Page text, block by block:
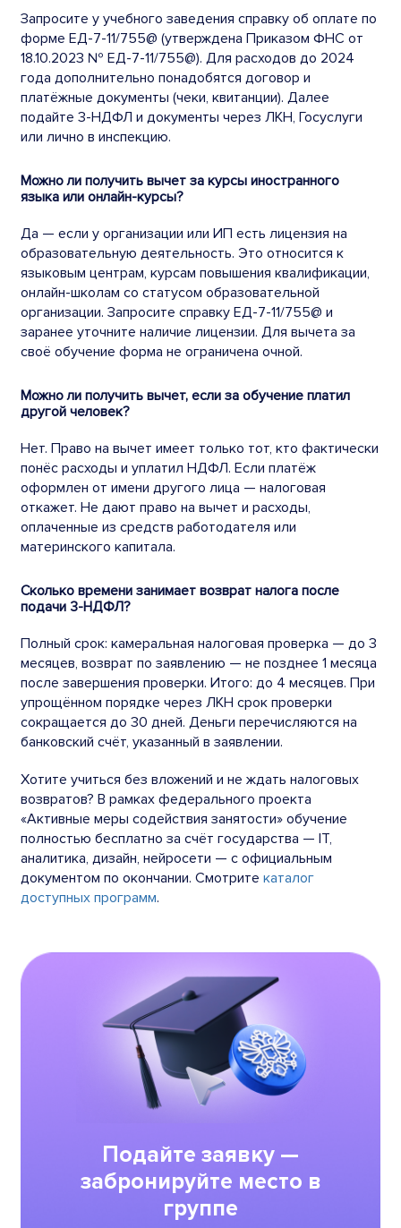
Запросите у учебного заведения справку об оплате по
форме ЕД-7-11/755@ (утверждена Приказом ФНС от
18.10.2023 № ЕД-7-11/755@). Для расходов до 2024
года дополнительно понадобятся договор и
платёжные документы (чеки, квитанции). Далее
подайте 3-НДФЛ и документы через ЛКН, Госуслуги
или лично в инспекцию.
Можно ли получить вычет за курсы иностранного
языка или онлайн-курсы?
Да — если у организации или ИП есть лицензия на
образовательную деятельность. Это относится к
языковым центрам, курсам повышения квалификации,
онлайн-школам со статусом образовательной
организации. Запросите справку ЕД-7-11/755@ и
заранее уточните наличие лицензии. Для вычета за
своё обучение форма не ограничена очной.
Можно ли получить вычет, если за обучение платил
другой человек?
Нет. Право на вычет имеет только тот, кто фактически
понёс расходы и уплатил НДФЛ. Если платёж
оформлен от имени другого лица — налоговая
откажет. Не дают право на вычет и расходы,
оплаченные из средств работодателя или
материнского капитала.
Сколько времени занимает возврат налога после
подачи 3-НДФЛ?
Полный срок: камеральная налоговая проверка — до 3
месяцев, возврат по заявлению — не позднее 1 месяца
после завершения проверки. Итого: до 4 месяцев. При
упрощённом порядке через ЛКН срок проверки
сокращается до 30 дней. Деньги перечисляются на
банковский счёт, указанный в заявлении.
Хотите учиться без вложений и не ждать налоговых
возвратов? В рамках федерального проекта
«Активные меры содействия занятости» обучение
полностью бесплатно за счёт государства — IT,
аналитика, дизайн, нейросети — с официальным
документом по окончании. Смотрите каталог
доступных программ.
Подайте заявку —
забронируйте место в
группе